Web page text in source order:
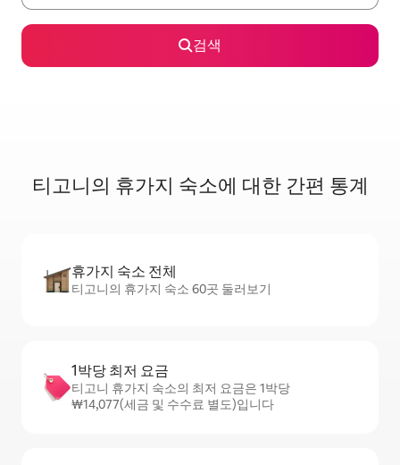
검색
티고니의 휴가지 숙소에 대한 간편 통계
휴가지 숙소 전체
티고니의 휴가지 숙소 60곳 둘러보기
1박당 최저 요금
티고니 휴가지 숙소의 최저 요금은 1박당
₩14,077(세금 및 수수료 별도)입니다